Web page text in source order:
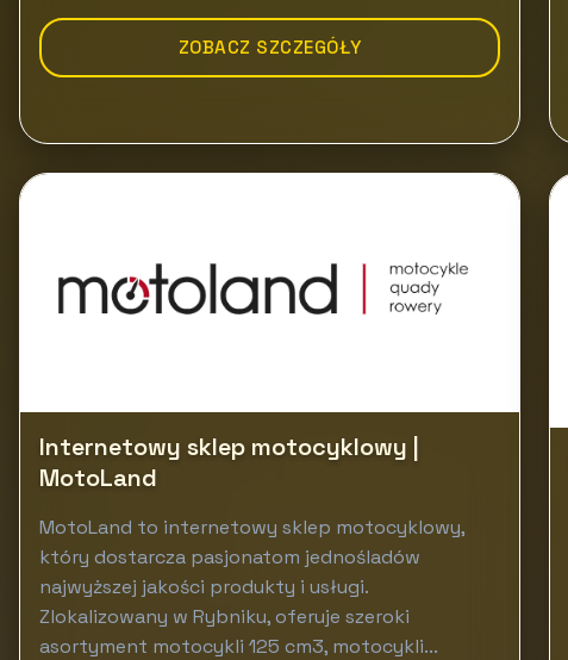
ZOBACZ SZCZEGÓŁY
Internetowy sklep motocyklowy |
MotoLand
MotoLand to internetowy sklep motocyklowy,
który dostarcza pasjonatom jednośladów
najwyższej jakości produkty i usługi.
Zlokalizowany w Rybniku, oferuje szeroki
asortyment motocykli 125 cm3, motocykli...